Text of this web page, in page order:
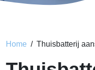
Home Thuisbatterij